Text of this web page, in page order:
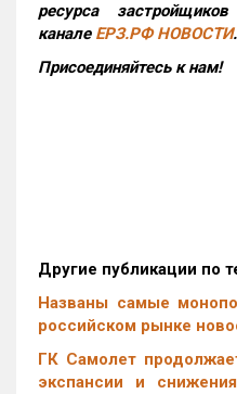
ресурса
канале ЕРЗ.РФ НОВОСТИ.
Присоединяйтесь к нам!
Другие публикации по
Названы самые
российском рынке
ГК Самолет
экспансии и